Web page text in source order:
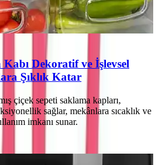
Dekoratif ve İşlevsel
Şıklık Katar
çiçek sepeti saklama kapları,
sağlar, mekânlara sıcaklık ve
imkanı sunar.